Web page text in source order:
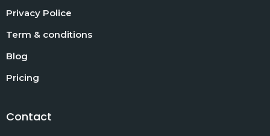
Privacy Police
Term & conditions
Blog
Pricing
Contact